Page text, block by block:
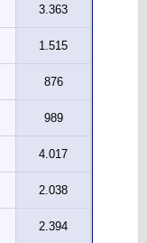
3.363
1.515
876
989
4.017
2.038
2.394